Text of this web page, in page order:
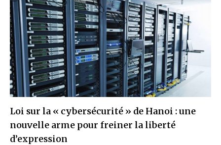
Loi sur la « cybersécurité » de Hanoi : une
nouvelle arme pour freiner la liberté
d’expression